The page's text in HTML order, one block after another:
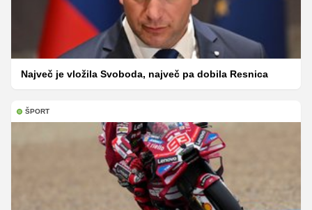
Največ je vložila Svoboda, največ pa dobila Resnica
ŠPORT